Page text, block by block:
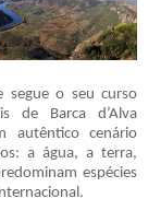
segue o seu curso
de Barca d’Alva
autêntico cenário
a água, a terra,
espécies